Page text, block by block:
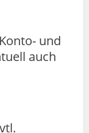
und
auch